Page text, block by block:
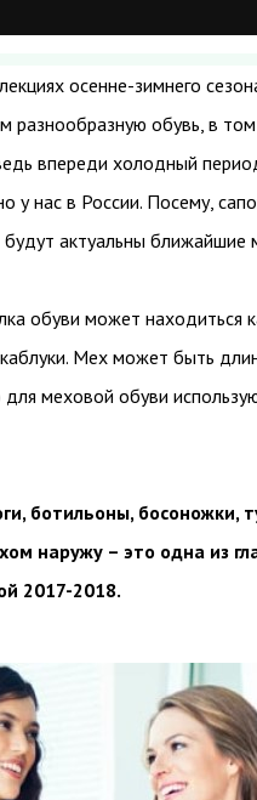
осенне-зимнего
разнообразную обувь, в
впереди холодный
у нас в России. Посему,
актуальны ближайшие
обуви может находиться
Мех может быть
для меховой обуви
ботильоны, босоножки,
наружу – это одна из
2017-2018.